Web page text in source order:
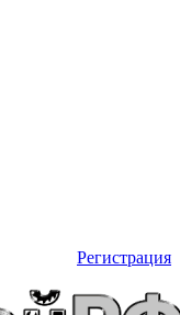
Регистрация